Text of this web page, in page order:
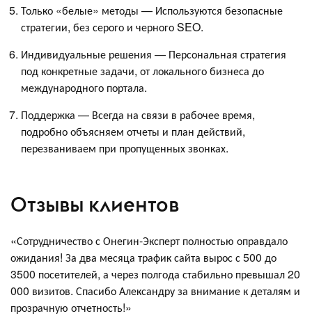
Только «белые» методы — Используются безопасные
стратегии, без серого и черного SEO.
Индивидуальные решения — Персональная стратегия
под конкретные задачи, от локального бизнеса до
международного портала.
Поддержка — Всегда на связи в рабочее время,
подробно объясняем отчеты и план действий,
перезваниваем при пропущенных звонках.
Отзывы клиентов
«Сотрудничество с Онегин-Эксперт полностью оправдало
ожидания! За два месяца трафик сайта вырос с 500 до
3500 посетителей, а через полгода стабильно превышал 20
000 визитов. Спасибо Александру за внимание к деталям и
прозрачную отчетность!»